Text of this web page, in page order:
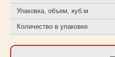
Упаковка, объем, куб.м
Количество в упаковке